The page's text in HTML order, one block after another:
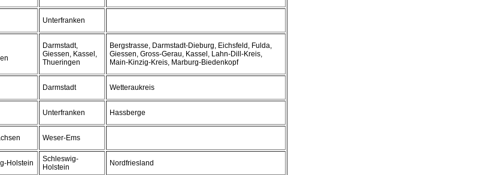
Unterfranken
Darmstadt,
Giessen, Kassel,
Thueringen
Bergstrasse, Darmstadt-Dieburg, Eichsfeld, Fulda,
Giessen, Gross-Gerau, Kassel, Lahn-Dill-Kreis,
Main-Kinzig-Kreis, Marburg-Biedenkopf
Darmstadt Wetteraukreis
Unterfranken Hassberge
Weser-Ems
Holstein
Schleswig-
Holstein
Nordfriesland